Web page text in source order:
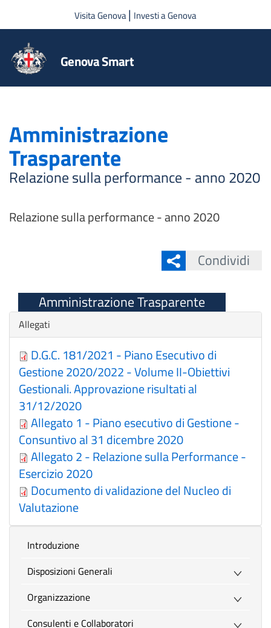
Salta al contenuto principale
Visita Genova| Investi a Genova
Genova Smart
Amministrazione
Trasparente
Relazione sulla performance - anno 2020
Relazione sulla performance - anno 2020
Condividi
Amministrazione Trasparente
Nascondi
Allegati
D.G.C. 181/2021 - Piano Esecutivo di
Gestione 2020/2022 - Volume II-Obiettivi
Gestionali. Approvazione risultati al
31/12/2020
Allegato 1 - Piano esecutivo di Gestione -
Consuntivo al 31 dicembre 2020
Allegato 2 - Relazione sulla Performance -
Esercizio 2020
Documento di validazione del Nucleo di
Valutazione
introduzione
Disposizioni Generali
Organizzazione
Consulenti e Collaboratori